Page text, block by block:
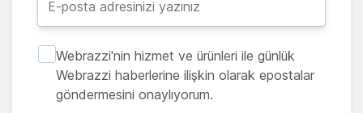
Webrazzi'nin hizmet ve ürünleri ile günlük
Webrazzi haberlerine ilişkin olarak epostalar
göndermesini onaylıyorum.